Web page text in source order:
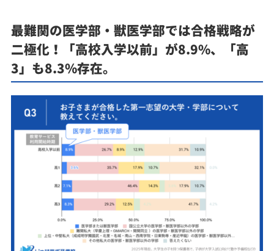
最難関の医学部・獣医学部では合格戦略が
二極化！「高校入学以前」が8.9%、「高
3」も8.3%存在。